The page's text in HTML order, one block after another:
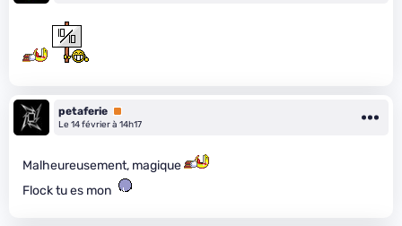
petaferie Premium
Le 14 février à 14h17
Malheureusement, magique
Flock tu es mon